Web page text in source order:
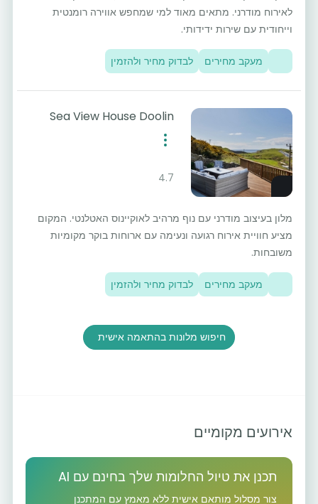
לאירוח מודרני. מתאים מאוד למי שמחפש אווירה רומנטית
וייחודית עם שירות ידידותי.
מעקב מחירים לבדוק מחיר ולהזמין
Sea View House Doolin
4.7
מלון בעיצוב מודרני עם נוף מרהיב לאוקיינוס האטלנטי. המקום
מציע חוויית אירוח רגועה ונעימה עם ארוחות בוקר מקומיות
משובחות.
מעקב מחירים לבדוק מחיר ולהזמין
חיפוש מלונות בהתאמה אישית
אירועים מקומיים
תכנן את טיול החלומות שלך בחינם עם AI
צור מסלול מותאם אישית ללא מאמץ עם המתכנן